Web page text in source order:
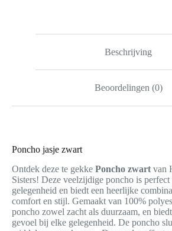
Beschrijving
Beoordelingen (0)
Poncho jasje zwart
Ontdek deze te gekke Poncho zwart van
Sisters! Deze veelzijdige poncho is
gelegenheid en biedt een heerlijke
comfort en stijl. Gemaakt van 100%
poncho zowel zacht als duurzaam, en
gevoel bij elke gelegenheid. De poncho